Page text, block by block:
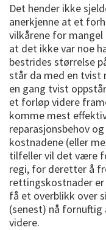
Det hender ikke
anerkjenne at et
vilkårene for
at det ikke var noe
bestrides størrelse
står da med en tvist
en gang tvist
et forløp videre
komme mest
reparasjonsbehov
kostnadene (eller
tilfeller vil det være
regi, for deretter å
rettingskostnader
få et overblikk over
(senest) nå fornuftig
videre.